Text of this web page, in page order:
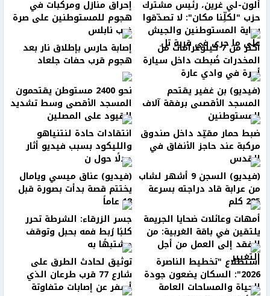
ألون-لي غرين، رئيس مشترك
حزب "لكلِّنا مكان": لا تصدّقوا
رواية المستوطنين والجيش
على ما جرى في قرية تل
إحراق منازل ومركبات في
هجوم للمستوطنين على صرة
غرب نابلس
أكثر من 7 كيلوغرامات من
المخدرات ضُبطت داخل سيارة
أجرة في وادي عارة
إصابة حارس بإطلاق نار بعد
هجوم قرب حفات جلعاد
(فيديو) بن غفير يقتحم
المسجد الأقصىى برفقة آلاف
المستوطنين
نحو 2400 مستوطن يقتحمون
المسجد الأقصى وسط تشديد
القيود على المصلين
ضبط حمار مقيّد داخل صندوق
مركبة عند حاجز الأنفاق في
القدس
انتقادات حادة لنتنياهو
والليكود بسبب فيديو أثار
جدلًا حول ن
(فيديو) السجن 9 أشهر لشاب
من عرابة قاد دراجته بسرعة
285 كلم
(فيديو) عناق ميسي ويامال
يختتم قصة بدأت بصورة قبل
18 عاماً
أمهات وعائلات ضحايا الجريمة
يلتقين في باقة الغربية: من
الفقد إلى العمل من أجل
التغيير
جسر الزرقاء: الشرطة تحرر
كلبًا رُبط فمه بحبل وتوقف
مشتبهًا به
استطلاع "تخطيط الناصرة
2026": السكان يضعون جودة
الحياة والمساحات العامة
توثيق لحادث الطرق على
شارع 77 قرب طرعان الذي
أسفر عن إصابات متفاوتة